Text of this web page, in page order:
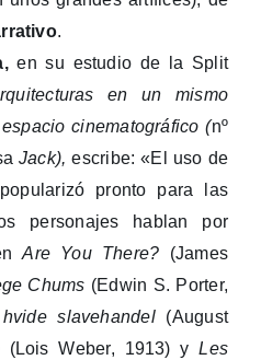
.
en su estudio de la Split
en un mismo
cinematográfico (nº
Jack),escribe: «El uso de
pronto para las
personajes hablan por
Are You There? (James
Chums (Edwin S. Porter,
slavehandel(August
(Lois Weber, 1913) yLes